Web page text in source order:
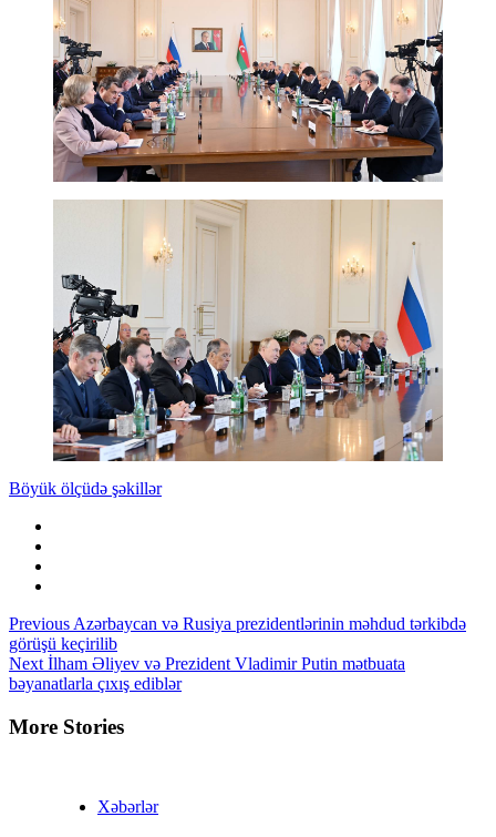
Böyük ölçüdə şəkillər
Continue
Reading
Previous Azərbaycan və Rusiya prezidentlərinin məhdud tərkibdə
görüşü keçirilib
Next İlham Əliyev və Prezident Vladimir Putin mətbuata
bəyanatlarla çıxış ediblər
More Stories
Xəbərlər